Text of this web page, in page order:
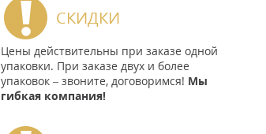
СКИДКИ
Цены действительны при заказе одной
упаковки. При заказе двух и более
упаковок – звоните, договоримся! Мы
гибкая компания!